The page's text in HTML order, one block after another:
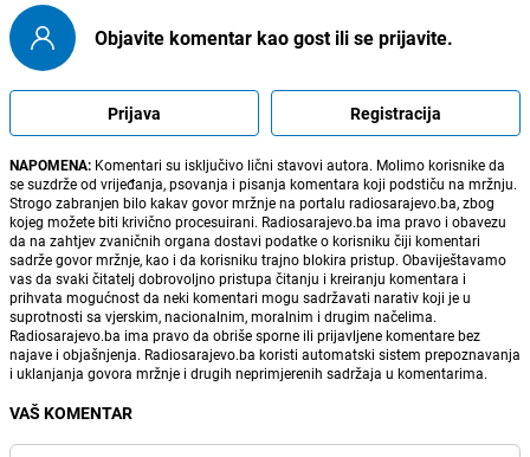
Objavite komentar kao gost ili se prijavite.
Prijava Registracija
NAPOMENA: Komentari su isključivo lični stavovi autora. Molimo korisnike da
se suzdrže od vrijeđanja, psovanja i pisanja komentara koji podstiču na mržnju.
Strogo zabranjen bilo kakav govor mržnje na portalu radiosarajevo.ba, zbog
kojeg možete biti krivično procesuirani. Radiosarajevo.ba ima pravo i obavezu
da na zahtjev zvaničnih organa dostavi podatke o korisniku čiji komentari
sadrže govor mržnje, kao i da korisniku trajno blokira pristup. Obaviještavamo
vas da svaki čitatelj dobrovoljno pristupa čitanju i kreiranju komentara i
prihvata mogućnost da neki komentari mogu sadržavati narativ koji je u
suprotnosti sa vjerskim, nacionalnim, moralnim i drugim načelima.
Radiosarajevo.ba ima pravo da obriše sporne ili prijavljene komentare bez
najave i objašnjenja. Radiosarajevo.ba koristi automatski sistem prepoznavanja
i uklanjanja govora mržnje i drugih neprimjerenih sadržaja u komentarima.
VAŠ KOMENTAR